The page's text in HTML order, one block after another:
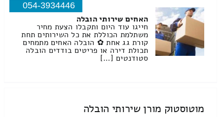
054-3934446
האחים שירותי הובלה
חייגו עוד היום ותקבלו הצעת מחיר
משתלמת הכוללת את כל השירותים תחת
קורת גג אחת ✿ הובלה האחים מתמחים
תכולת דירה או פריטים בודדים הובלה
סטודנטים […]
מוטוסטוק מורן שירותי הובלה